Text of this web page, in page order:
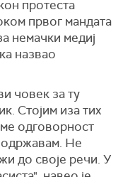
протеста
првог мандата
немачки медиј
назвао
човек за ту
Стојим иза тих
одговорност
Не
до своје речи. У